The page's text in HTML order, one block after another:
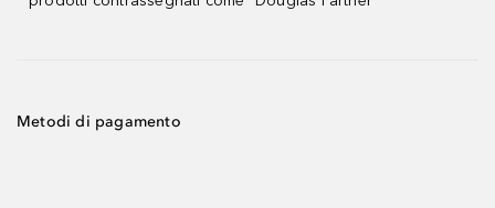
Metodi di pagamento